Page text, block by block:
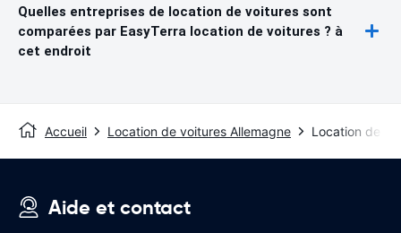
Quelles entreprises de location de voitures sont
comparées par EasyTerra location de voitures ? à
cet endroit
Accueil Location de voitures Allemagne Location de
Aide et contact